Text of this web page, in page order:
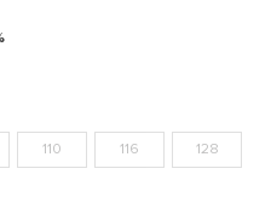
110 116 128